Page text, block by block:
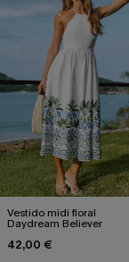
Vestido midi floral
Daydream Believer
42,00 €